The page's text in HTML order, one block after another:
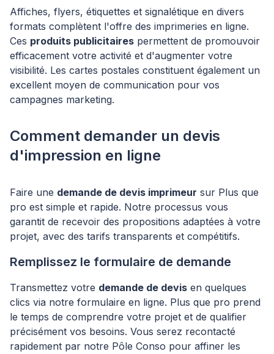
Affiches, flyers, étiquettes et signalétique en divers
formats complètent l'offre des imprimeries en ligne.
Ces produits publicitaires permettent de promouvoir
efficacement votre activité et d'augmenter votre
visibilité. Les cartes postales constituent également un
excellent moyen de communication pour vos
campagnes marketing.
Comment demander un devis
d'impression en ligne
Faire une demande de devis imprimeur sur Plus que
pro est simple et rapide. Notre processus vous
garantit de recevoir des propositions adaptées à votre
projet, avec des tarifs transparents et compétitifs.
Remplissez le formulaire de demande
Transmettez votre demande de devis en quelques
clics via notre formulaire en ligne. Plus que pro prend
le temps de comprendre votre projet et de qualifier
précisément vos besoins. Vous serez recontacté
rapidement par notre Pôle Conso pour affiner les